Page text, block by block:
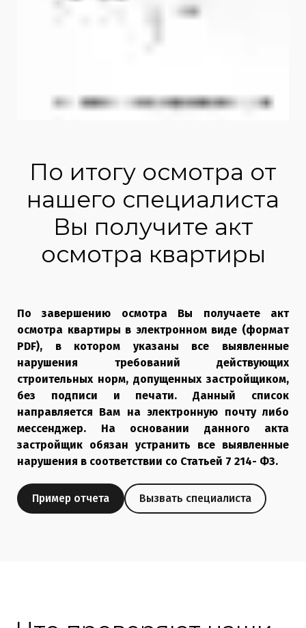
По итогу осмотра от
нашего специалиста
Вы получите акт
осмотра квартиры
По завершению осмотра Вы получаете акт
осмотра квартиры в электронном виде (формат
PDF), в котором указаны все выявленные
нарушения требований действующих
строительных норм, допущенных застройщиком,
без подписи и печати. Данный список
направляется Вам на электронную почту либо
мессенджер. На основании данного акта
застройщик обязан устранить все выявленные
нарушения в соответствии со Статьей 7 214- ФЗ.
Пример отчета Вызвать специалиста